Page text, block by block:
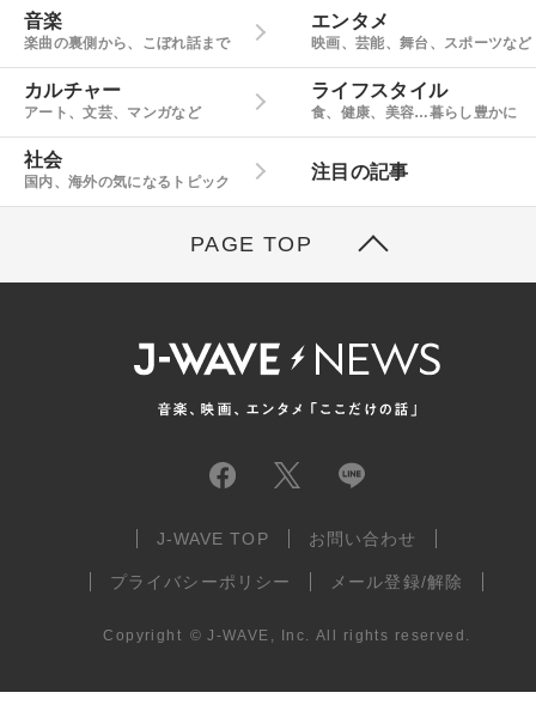
音楽
楽曲の裏側から、こぼれ話まで
エンタメ
映画、芸能、舞台、スポーツなど
カルチャー
アート、文芸、マンガなど
ライフスタイル
食、健康、美容…暮らし豊かに
社会
国内、海外の気になるトピック
注目の記事
PAGE TOP
J-WAVE TOP お問い合わせ
プライバシーポリシー メール登録/解除
Copyright © J-WAVE, Inc. All rights reserved.